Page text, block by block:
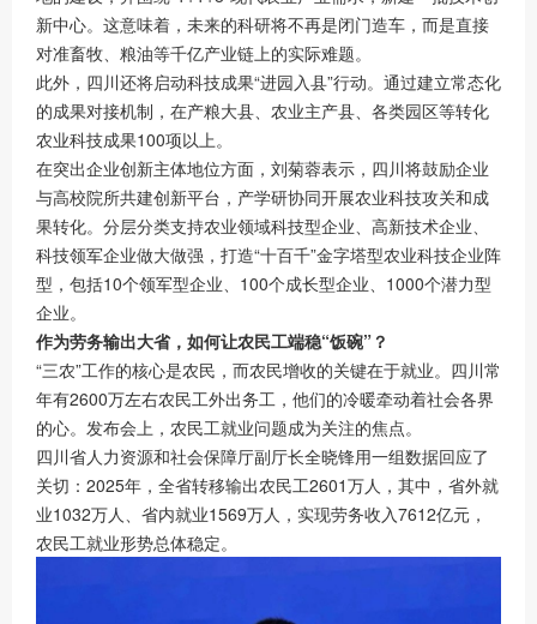
新中心。这意味着，未来的科研将不再是闭门造车，而是直接
对准畜牧、粮油等千亿产业链上的实际难题。
此外，四川还将启动科技成果“进园入县”行动。通过建立常态化
的成果对接机制，在产粮大县、农业主产县、各类园区等转化
农业科技成果100项以上。
在突出企业创新主体地位方面，刘菊蓉表示，四川将鼓励企业
与高校院所共建创新平台，产学研协同开展农业科技攻关和成
果转化。分层分类支持农业领域科技型企业、高新技术企业、
科技领军企业做大做强，打造“十百千”金字塔型农业科技企业阵
型，包括10个领军型企业、100个成长型企业、1000个潜力型
企业。
作为劳务输出大省，如何让农民工端稳“饭碗”？
“三农”工作的核心是农民，而农民增收的关键在于就业。四川常
年有2600万左右农民工外出务工，他们的冷暖牵动着社会各界
的心。发布会上，农民工就业问题成为关注的焦点。
四川省人力资源和社会保障厅副厅长全晓锋用一组数据回应了
关切：2025年，全省转移输出农民工2601万人，其中，省外就
业1032万人、省内就业1569万人，实现劳务收入7612亿元，
农民工就业形势总体稳定。